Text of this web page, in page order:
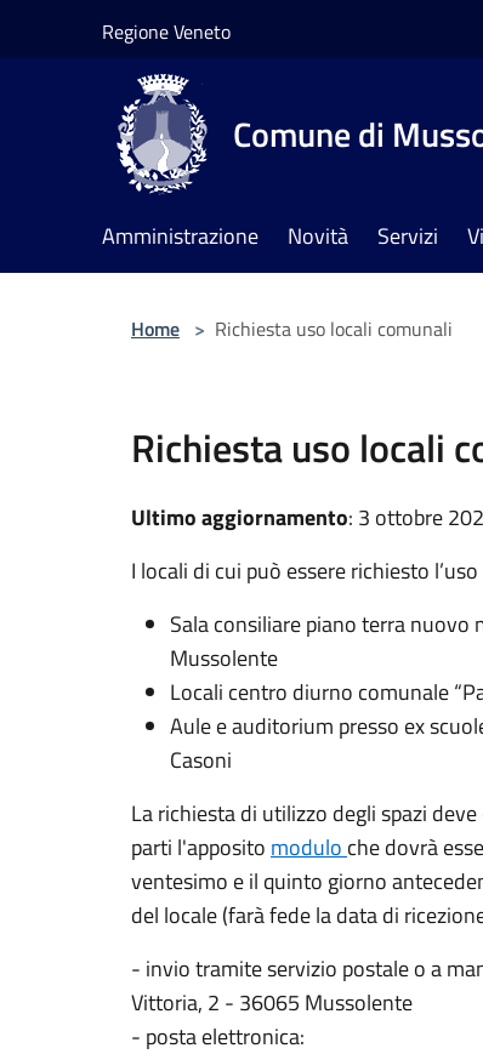
Regione Veneto
Comune di
Amministrazione Novità Servizi
Home > Richiesta uso locali comunali
Richiesta uso locali
Ultimo aggiornamento: 3 ottobre
I locali di cui può essere richiesto
Sala consiliare piano terra
Mussolente
Locali centro diurno comunale
Aule e auditorium presso ex
Casoni
La richiesta di utilizzo degli spazi
parti l'apposito modulo che dovrà
ventesimo e il quinto giorno
del locale (farà fede la data di
- invio tramite servizio postale o a
Vittoria, 2 - 36065 Mussolente
- posta elettronica: